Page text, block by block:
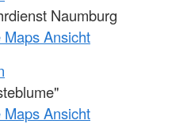
Naumburg
Ansicht
Ansicht